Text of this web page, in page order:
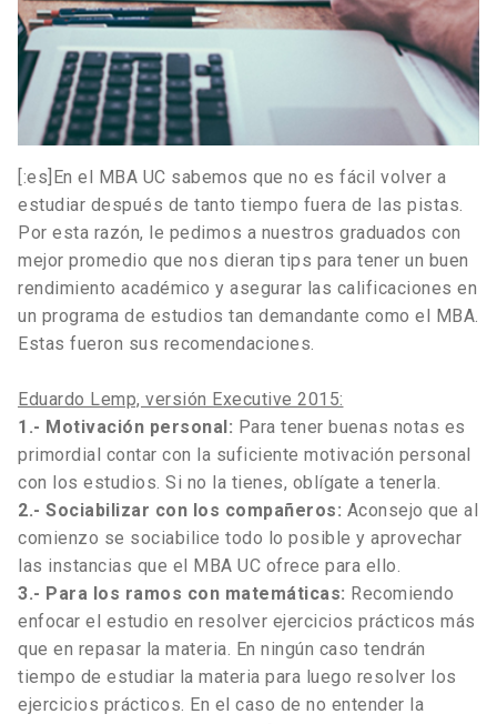
[:es] En el MBA UC sabemos que no es fácil volver a
estudiar después de tanto tiempo fuera de las pistas.
Por esta razón, le pedimos a nuestros graduados con
mejor promedio que nos dieran tips para tener un buen
rendimiento académico y asegurar las calificaciones en
un programa de estudios tan demandante como el MBA.
Estas fueron sus recomendaciones.
Eduardo Lemp, versión Executive 2015:
1.- Motivación personal: Para tener buenas notas es
primordial contar con la suficiente motivación personal
con los estudios. Si no la tienes, oblígate a tenerla.
2.- Sociabilizar con los compañeros: Aconsejo que al
comienzo se sociabilice todo lo posible y aprovechar
las instancias que el MBA UC ofrece para ello.
3.- Para los ramos con matemáticas: Recomiendo
enfocar el estudio en resolver ejercicios prácticos más
que en repasar la materia. En ningún caso tendrán
tiempo de estudiar la materia para luego resolver los
ejercicios prácticos. En el caso de no entender la